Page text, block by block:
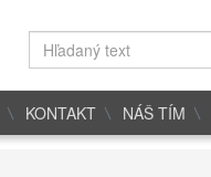
KONTAKT NÁŠ TÍM